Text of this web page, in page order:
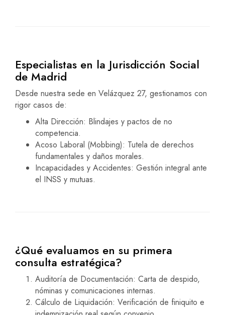
Especialistas en la Jurisdicción Social
de Madrid
Desde nuestra sede en Velázquez 27, gestionamos con
rigor casos de:
Alta Dirección: Blindajes y pactos de no
competencia.
Acoso Laboral (Mobbing): Tutela de derechos
fundamentales y daños morales.
Incapacidades y Accidentes: Gestión integral ante
el INSS y mutuas.
¿Qué evaluamos en su primera
consulta estratégica?
Auditoría de Documentación: Carta de despido,
nóminas y comunicaciones internas.
Cálculo de Liquidación: Verificación de finiquito e